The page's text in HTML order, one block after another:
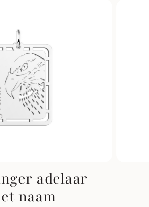
adelaar
naam